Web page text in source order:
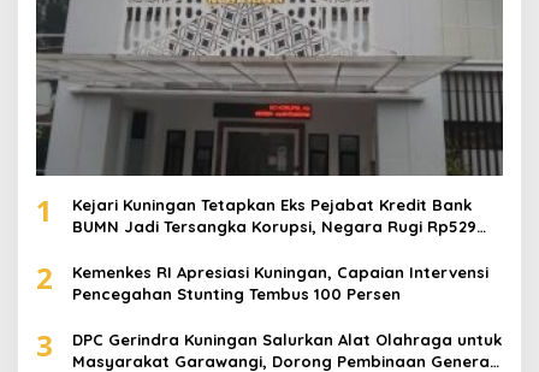
1
Kejari Kuningan Tetapkan Eks Pejabat Kredit Bank
BUMN Jadi Tersangka Korupsi, Negara Rugi Rp529
2
Kemenkes RI Apresiasi Kuningan, Capaian Intervensi
Pencegahan Stunting Tembus 100 Persen
3
DPC Gerindra Kuningan Salurkan Alat Olahraga untuk
Masyarakat Garawangi, Dorong Pembinaan Generasi